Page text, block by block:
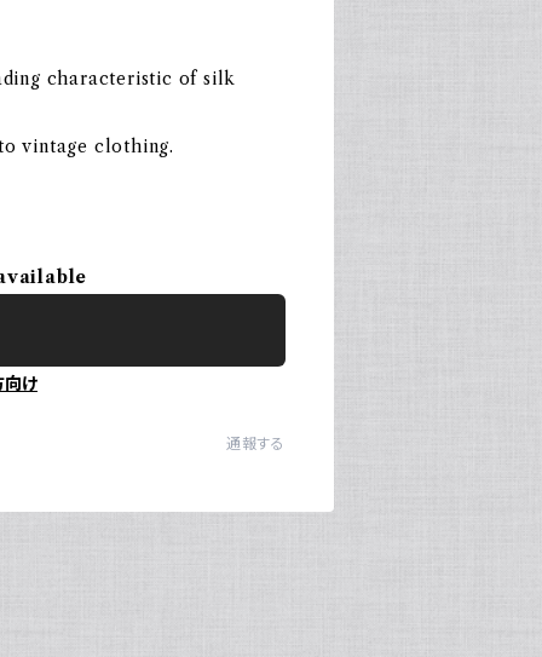
characteristic of silk
vintage clothing.
向け
通報する